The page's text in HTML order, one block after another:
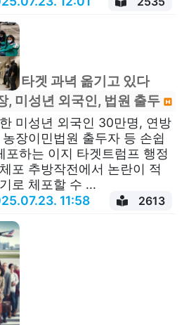
타겟 과녁 옮기고 있다
, 미성년 외국인, 법원 출두
미성년 외국인 30만명, 연방
장이민법원 출두자 등 손쉽
포하는 이지 타겟트럼프 행정
포 추방작전에서 논란이 적
로 체포할 수 ...
11:58 2613